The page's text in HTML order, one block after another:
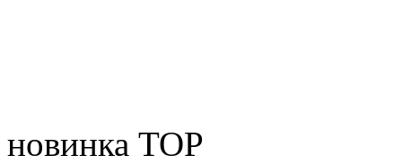
новинка TOP